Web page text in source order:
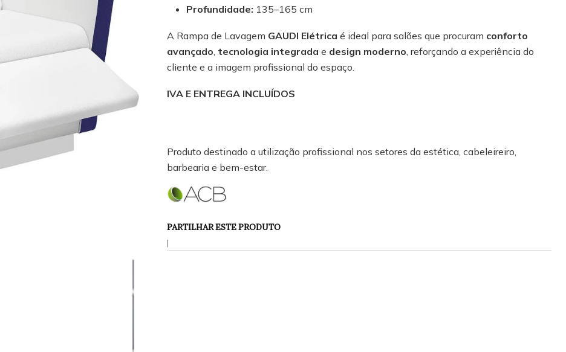
Profundidade: 135–165 cm
A Rampa de Lavagem GAUDI Elétrica é ideal para salões que procuram conforto
avançado tecnologia integrada e design moderno , reforçando a experiência do
cliente e a imagem profissional do espaço.
IVA E ENTREGA INCLUÍDOS
Produto destinado a utilização profissional nos setores da estética, cabeleireiro,
barbearia e bem-estar.
PARTILHAR ESTE PRODUTO
|